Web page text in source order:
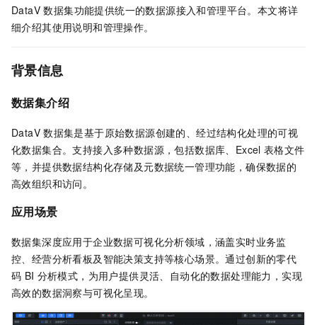
DataV 数据集功能提供统一的数据源接入和管理平台。本文将详
细介绍其使用说明和管理操作。
背景信息
数据集介绍
DataV 数据集是基于原始数据源创建的、经过结构化处理的可视
化数据集合。支持接入多种数据源，包括数据库、Excel 表格文件
等，并提供数据结构化存储及元数据统一管理功能，确保数据的
高效组织和访问。
应用场景
数据集深度应用于企业数据可视化分析领域，涵盖实时业务监
控、经营分析看板及智能决策支持等核心场景。通过创新的零代
码 BI 分析模式，为用户提供灵活、自动化的数据处理能力，实现
高效的数据洞察与可视化呈现。